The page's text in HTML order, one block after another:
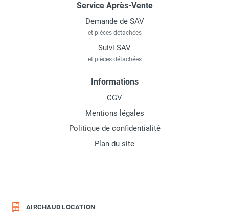
Service Après-Vente
Demande de SAV
et pièces détachées
Suivi SAV
et pièces détachées
Informations
CGV
Mentions légales
Politique de confidentialité
Plan du site
AIRCHAUD LOCATION